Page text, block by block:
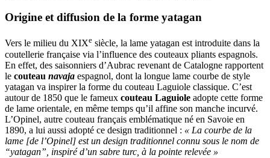
Origine et diffusion de la forme yatagan
Vers le milieu du XIXe siècle, la lame yatagan est introduite dans la
coutellerie française via l’influence des couteaux pliants espagnols.
En effet, des saisonniers d’Aubrac revenant de Catalogne rapportent
le couteau navaja espagnol, dont la longue lame courbe de style
yatagan va inspirer la forme du couteau Laguiole classique. C’est
autour de 1850 que le fameux couteau Laguiole adopte cette forme
de lame orientale, en même temps qu’il affine son manche incurvé.
L’Opinel, autre couteau français emblématique né en Savoie en
1890, a lui aussi adopté ce design traditionnel : « La courbe de la
lame [de l’Opinel] est un design traditionnel connu sous le nom de
“yatagan”, inspiré d’un sabre turc, à la pointe relevée »